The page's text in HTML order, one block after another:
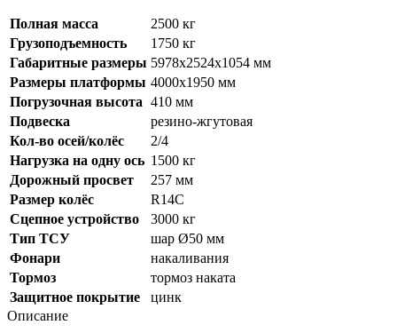
Полная масса
2500 кг
Грузоподъемность
1750 кг
Габаритные размеры 5978x2524x1054 мм
Размеры платформы 4000x1950 мм
Погрузочная высота 410 мм
Подвеска
резино-жгутовая
Кол-во осей/колёс
2/4
Нагрузка на одну ось 1500 кг
Дорожный просвет
257 мм
Размер колёс
R14C
Сцепное устройство
3000 кг
Тип ТСУ
шар Ø50 мм
Фонари
накаливания
Тормоз
тормоз наката
Защитное покрытие
цинк
Описание